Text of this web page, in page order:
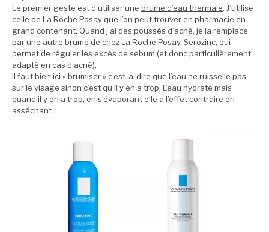
Le premier geste est d’utiliser une brume d’eau thermale. J’utilise
celle de La Roche Posay que l’on peut trouver en pharmacie en
grand contenant. Quand j’ai des poussés d’acné, je la remplace
par une autre brume de chez La Roche Posay, Serozinc, qui
permet de réguler les excès de sebum (et donc particulièrement
adapté en cas d’acné).
Il faut bien ici « brumiser » c’est-à-dire que l’eau ne ruisselle pas
sur le visage sinon c’est qu’il y en a trop. L’eau hydrate mais
quand il y en a trop, en s’évaporant elle a l’effet contraire en
asséchant.